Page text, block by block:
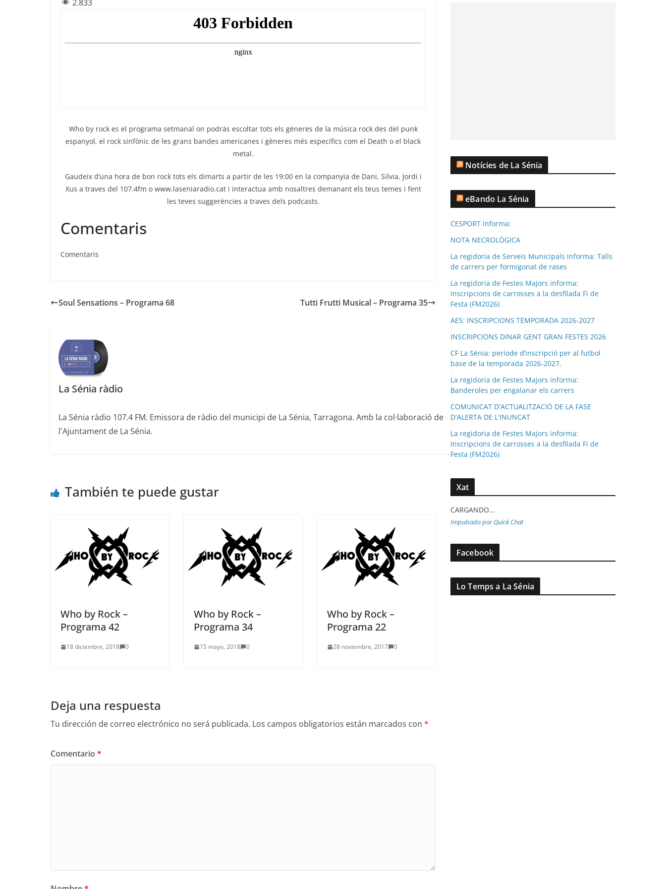
c
b a A
2.833
Who by rock es el programa setmanal on podràs escoltar tots els gèneres de la música rock des del punk
espanyol, el rock sinfònic de les grans bandes americanes i gèneres més específics com el Death o el black
metal.
Gaudeix d’una hora de bon rock tots els dimarts a partir de les 19:00 en la companyia de Dani, Silvia, Jordi i
Xus a traves del 107.4fm o www.laseniaradio.cat i interactua amb nosaltres demanant els teus temes i fent
les teves suggerències a traves dels podcasts.
Comentaris
Comentaris
Soul Sensations – Programa 68 Tutti Frutti Musical – Programa 35
La Sénia ràdio
La Sénia ràdio 107.4 FM. Emissora de ràdio del municipi de La Sénia, Tarragona. Amb la col·laboració de
l'Ajuntament de La Sénia.
También te puede gustar
Who by Rock –
Programa 42
18 diciembre, 2018 0
Who by Rock –
Programa 34
15 mayo, 2018 0
Who by Rock –
Programa 22
28 noviembre, 2017 0
Deja una respuesta
Tu dirección de correo electrónico no será publicada. Los campos obligatorios están marcados con *
Comentario *
Notícies de La Sénia
eBando La Sénia
CESPORT informa:
NOTA NECROLÒGICA
La regidoria de Serveis Municipals informa: Talls
de carrers per formigonat de rases
La regidoria de Festes Majors informa:
Inscripcions de carrosses a la desfilada Fi de
Festa (FM2026)
AES: INSCRIPCIONS TEMPORADA 2026-2027
INSCRIPCIONS DINAR GENT GRAN FESTES 2026
CF La Sénia: període d’inscripció per al futbol
base de la temporada 2026-2027.
La regidoria de Festes Majors informa:
Banderoles per engalanar els carrers
COMUNICAT D'ACTUALITZACIÓ DE LA FASE
D'ALERTA DE L'INUNCAT
La regidoria de Festes Majors informa:
Inscripcions de carrosses a la desfilada Fi de
Festa (FM2026)
Xat
CARGANDO...
Impulsado por Quick Chat
Facebook
Lo Temps a La Sénia